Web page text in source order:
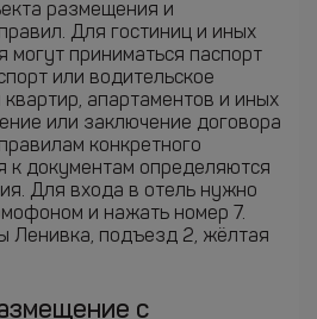
размещения и
Для гостиниц и иных
могут приниматься паспорт
или водительское
апартаментов и иных
или заключение договора
конкретного
к документам определяются
Для входа в отель нужно
и нажать номер 7.
Ленивка, подъезд 2, жёлтая
с